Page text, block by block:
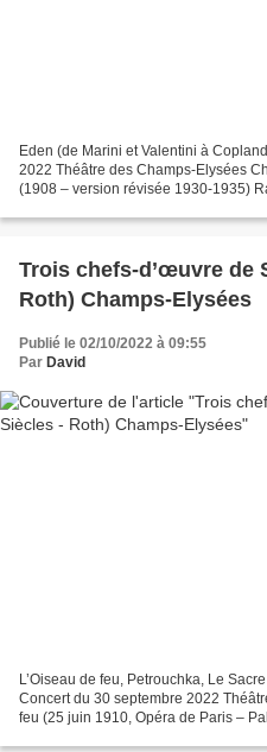
Eden (de Marini et Valentini à
2022 Théâtre des Champs-Elysées
(1908 – version révisée 1930-1935)
Trois chefs-d’œuvre de
Roth) Champs-Elysées
Publié le 02/10/2022 à 09:55
Par David
L’Oiseau de feu, Petrouchka, Le
Concert du 30 septembre 2022
feu (25 juin 1910, Opéra de Paris –